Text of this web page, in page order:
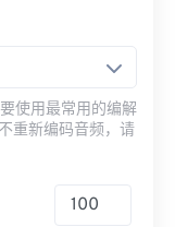
使用最常用的编解
重新编码音频，请